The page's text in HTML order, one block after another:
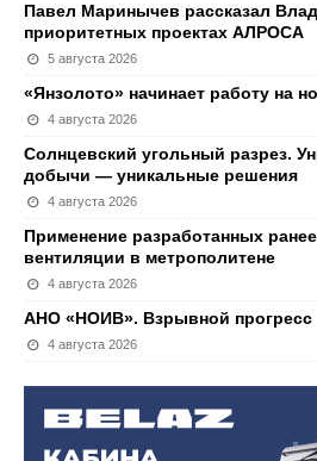
Павел Маринычев рассказал
приоритетных проектах АЛРОСА
5 августа 2026
«Янзолото» начинает работу на
4 августа 2026
Солнцевский угольный разрез.
добычи — уникальные решения
4 августа 2026
Применение разработанных
вентиляции в метрополитене
4 августа 2026
АНО «НОИВ». Взрывной прогресс
4 августа 2026